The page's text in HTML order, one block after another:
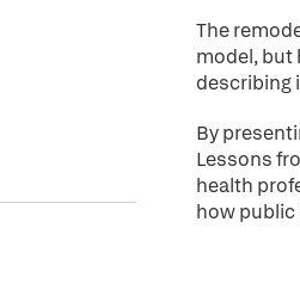
The
model, but
describing
By
Lessons
health
how public